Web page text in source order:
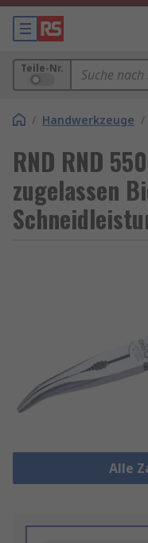
Teile-Nr.
/ Handwerkzeuge /
RND RND
zugelassen
Alle